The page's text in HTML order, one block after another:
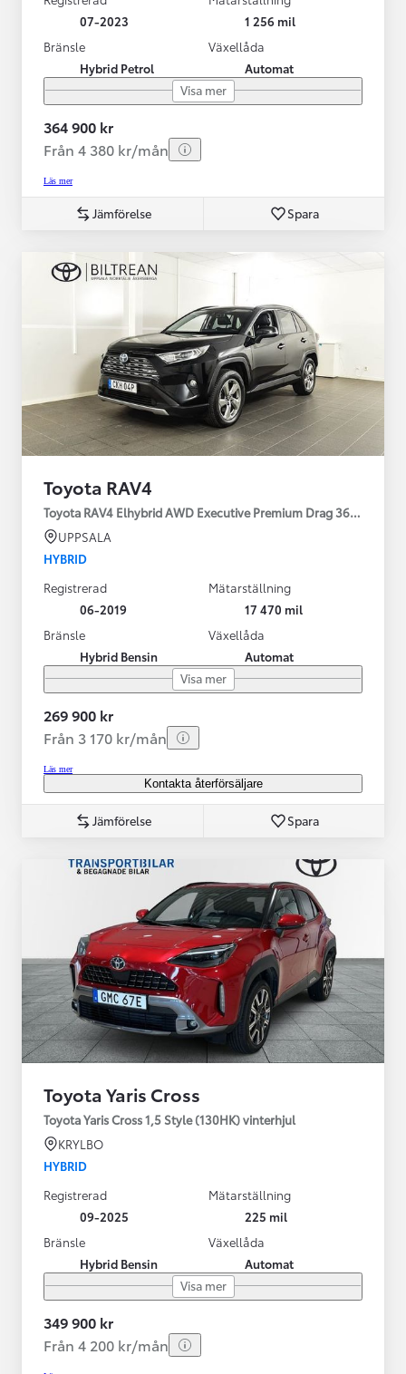
07-2023
1 256 mil
Bränsle
Hybrid Petrol
Växellåda
Automat
Visa mer
364 900 kr
Från 4 380 kr/mån
Läs mer
Jämförelse Spara
Toyota RAV4
Toyota RAV4 Elhybrid AWD Executive Premium Drag 360-kamera
UPPSALA
HYBRID
Registrerad
06-2019
Mätarställning
17 470 mil
Bränsle
Hybrid Bensin
Växellåda
Automat
Visa mer
269 900 kr
Från 3 170 kr/mån
Läs mer
Kontakta återförsäljare
Jämförelse Spara
Toyota Yaris Cross
Toyota Yaris Cross 1,5 Style (130HK) vinterhjul
KRYLBO
HYBRID
Registrerad
09-2025
Mätarställning
225 mil
Bränsle
Hybrid Bensin
Växellåda
Automat
Visa mer
349 900 kr
Från 4 200 kr/mån